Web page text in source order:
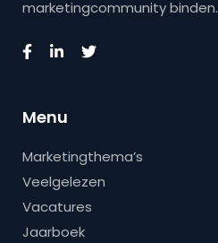
marketingcommunity binden.
Menu
Marketingthema’s
Veelgelezen
Vacatures
Jaarboek